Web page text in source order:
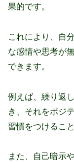
果的です。
これにより、自
な感情や思考が
できます。
例えば、繰り返
き、それをポジ
習慣をつけるこ
また、自己暗示